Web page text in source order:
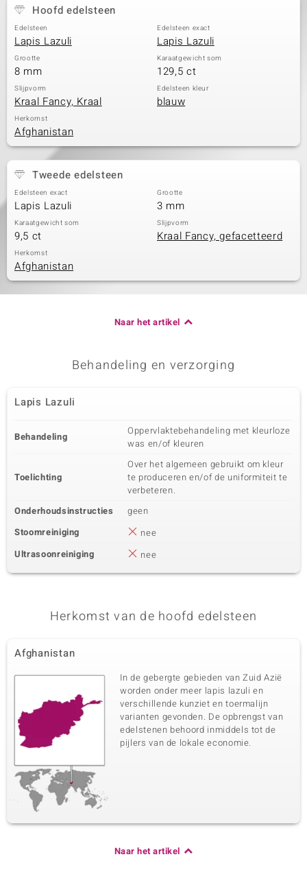
Hoofd edelsteen
Edelsteen
Lapis Lazuli
Edelsteen exact
Lapis Lazuli
Grootte
8 mm
Karaatgewicht som
129,5 ct
Slijpvorm
Kraal Fancy, Kraal
Edelsteen kleur
blauw
Herkomst
Afghanistan
Tweede edelsteen
Edelsteen exact
Lapis Lazuli
Grootte
3 mm
Karaatgewicht som
9,5 ct
Slijpvorm
Kraal Fancy, gefacetteerd
Herkomst
Afghanistan
Naar het artikel
Behandeling en verzorging
Lapis Lazuli
Behandeling
Oppervlaktebehandeling met kleurloze
was en/of kleuren
Toelichting
Over het algemeen gebruikt om kleur
te produceren en/of de uniformiteit te
verbeteren.
Onderhoudsinstructies
geen
Stoomreiniging
nee
Ultrasoonreiniging
nee
Herkomst van de hoofd edelsteen
Afghanistan
In de gebergte gebieden van Zuid Azië
worden onder meer lapis lazuli en
verschillende kunziet en toermalijn
varianten gevonden. De opbrengst van
edelstenen behoord inmiddels tot de
pijlers van de lokale economie.
Naar het artikel